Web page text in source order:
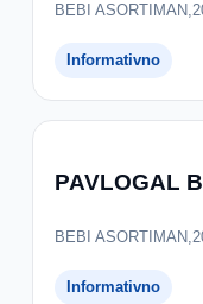
BEBI
Informativno
PAVLOGAL
BEBI
Informativno